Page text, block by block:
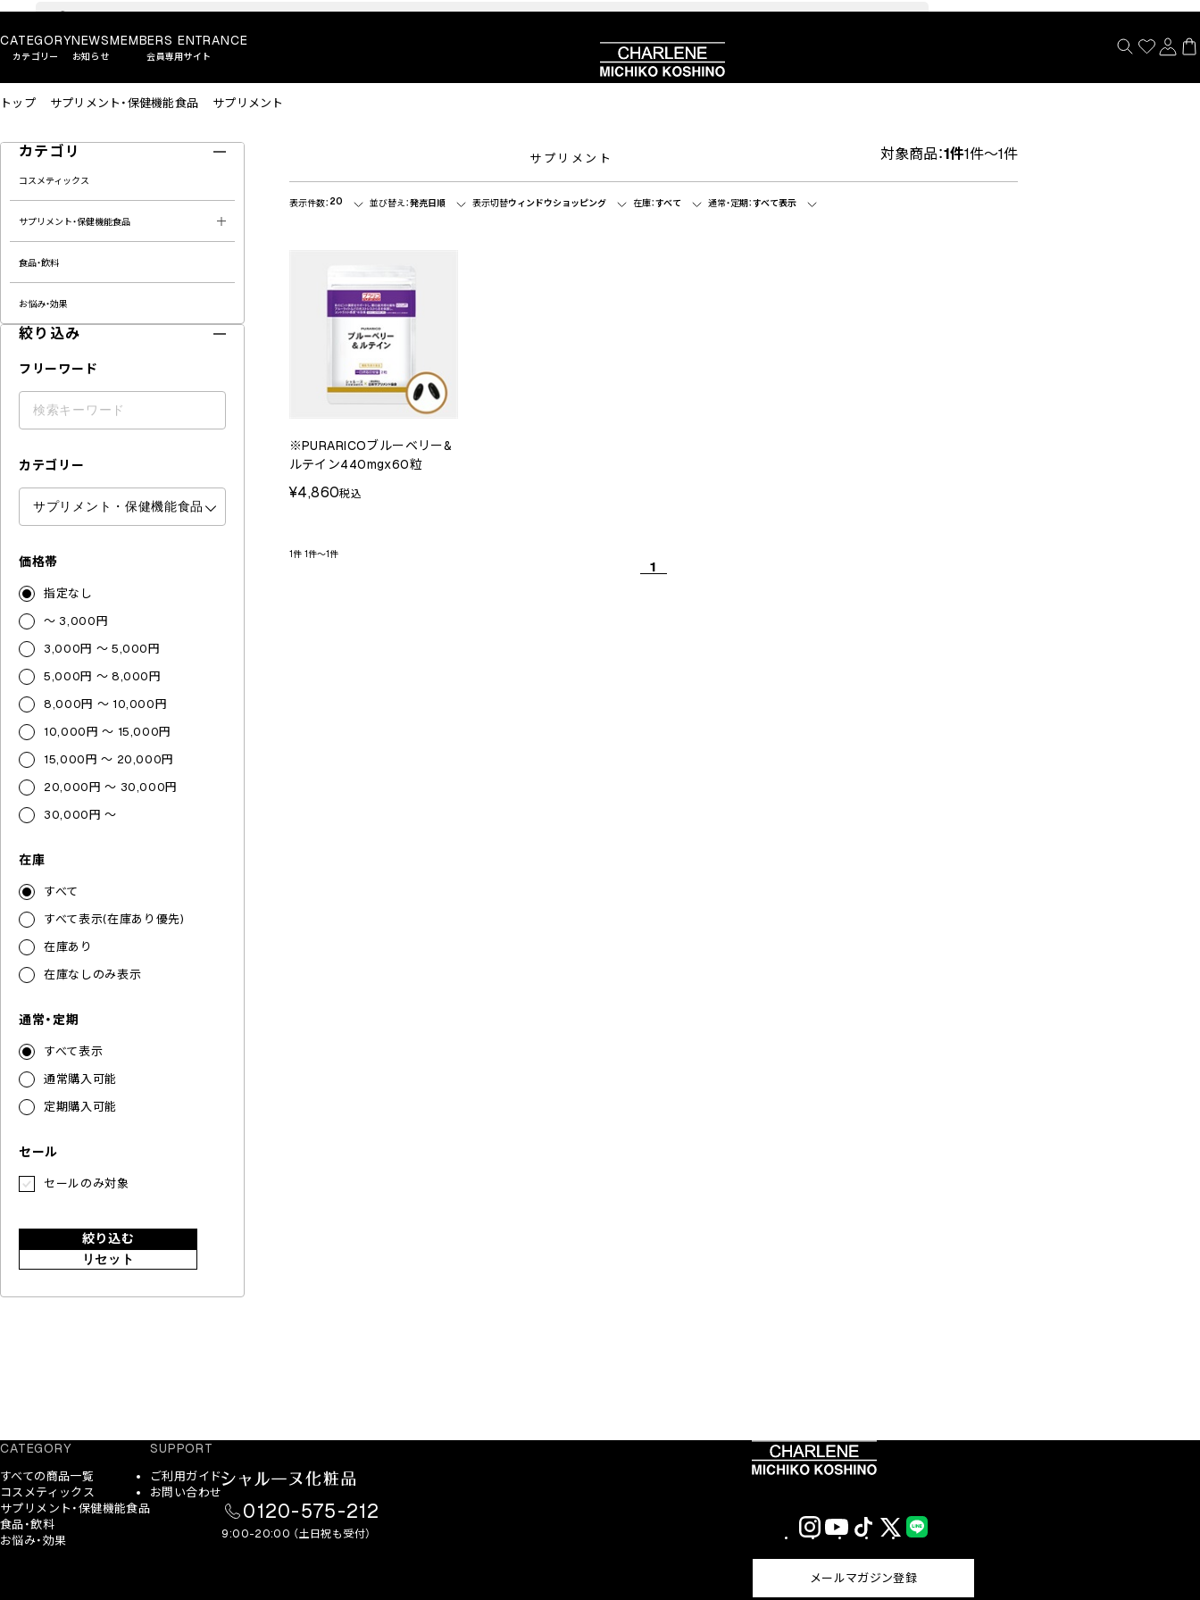
CATEGORY
カテゴリー
NEWS
お知らせ
MEMBERS ENTRANCE
会員専用サイト
トップ サプリメント・保健機能食品 サプリメント
カテゴリ
コスメティックス
サプリメント・保健機能食品
食品・飲料
お悩み・効果
絞り込み
フリーワード
カテゴリー
価格帯
指定なし
～ 3,000円
3,000円 ～ 5,000円
5,000円 ～ 8,000円
8,000円 ～ 10,000円
10,000円 ～ 15,000円
15,000円 ～ 20,000円
20,000円 ～ 30,000円
30,000円 ～
在庫
すべて
すべて表示(在庫あり優先)
在庫あり
在庫なしのみ表示
通常・定期
すべて表示
通常購入可能
定期購入可能
セール
セールのみ対象
絞り込む
リセット
サプリメント 対象商品：1件1件～1件
表示件数： 20 並び替え：発売日順 表示切替ウィンドウショッピング 在庫：すべて 通常・定期：すべて表示
※PURARICOブルーベリー&
ルテイン440mgx60粒
¥4,860税込
1件 1件～1件
1
CATEGORY
すべての商品一覧
コスメティックス
サプリメント・保健機能食品
食品・飲料
お悩み・効果
SUPPORT
ご利用ガイド
お問い合わせ
0120-575-212
9:00-20:00 （土日祝も受付）
InstagramYouTubeTikTok X
(Twitter)
メールマガジン登録